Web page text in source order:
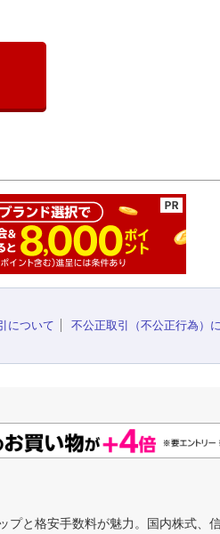
について
不公正取引（不公正行為）
と格安手数料が魅力。国内株式、